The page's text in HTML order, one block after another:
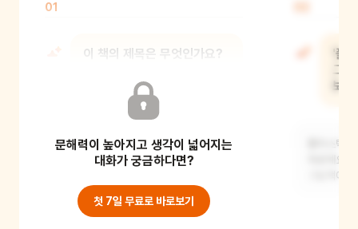
01
이 책의 제목은 무엇인가요?
'플라스틱 없이 1년 살기'예요. 그리고
문해력이 높아지고 생각이 넓어지는
대화가 궁금하다면?
첫 7일 무료로 바로보기
'플
그
보
플라스틱
재료예요.
그림책에